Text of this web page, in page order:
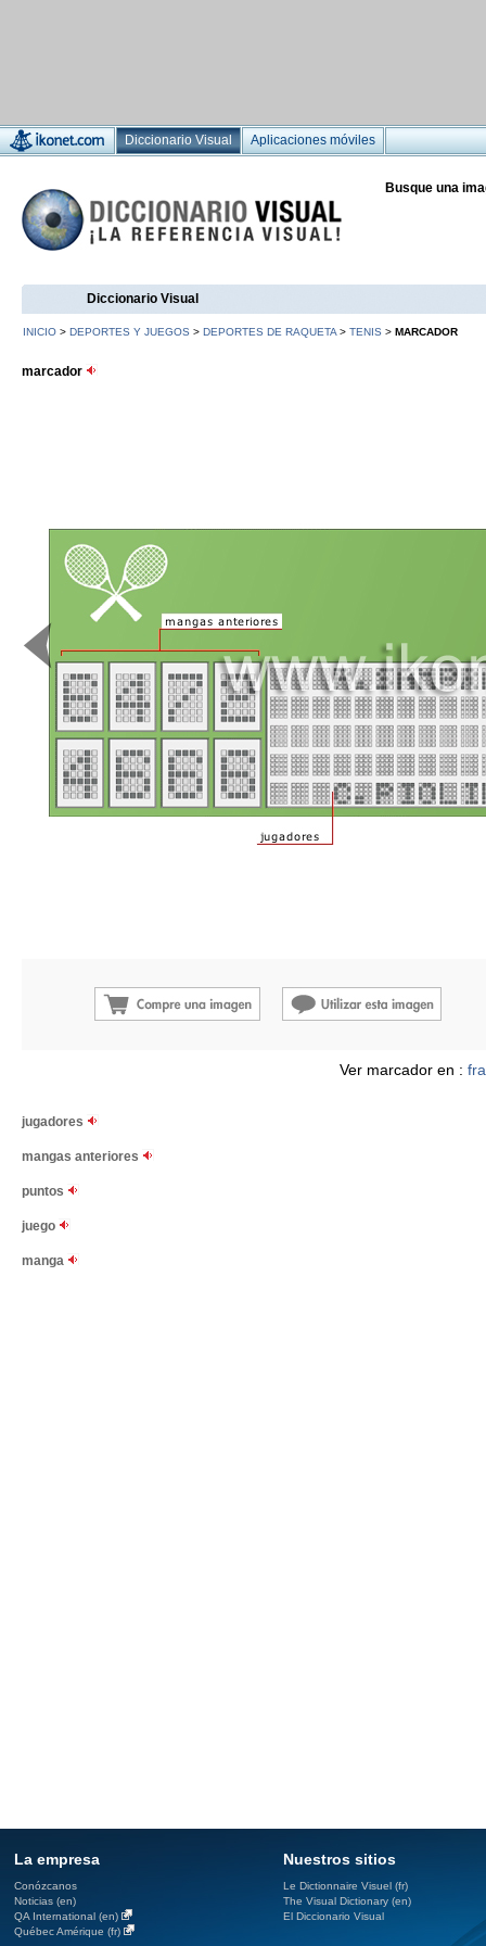
Diccionario Visual Aplicaciones móviles
Busque una
Diccionario Visual
INICIO > DEPORTES Y JUEGOS > DEPORTES DE RAQUETA > TENIS > MARCADOR
marcador
Ver marcador en :
jugadores
mangas anteriores
puntos
juego
manga
La empresa
Conózcanos
Noticias (en)
QA International (en)
Québec Amérique (fr)
Nuestros sitios
Le Dictionnaire Visuel (fr)
The Visual Dictionary (en)
El Diccionario Visual